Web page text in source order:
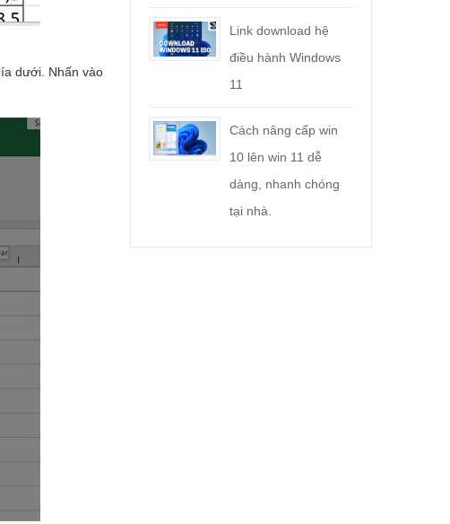
dưới. Nhấn vào
Link download hệ
điều hành Windows
11
Cách nâng cấp win
10 lên win 11 dễ
dàng, nhanh chóng
tại nhà.